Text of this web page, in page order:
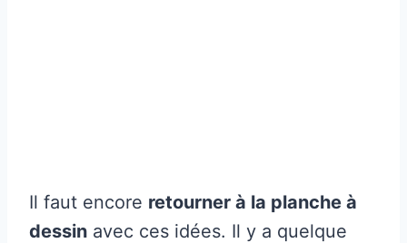
Il faut encore retourner à la planche à
dessin avec ces idées. Il y a quelque